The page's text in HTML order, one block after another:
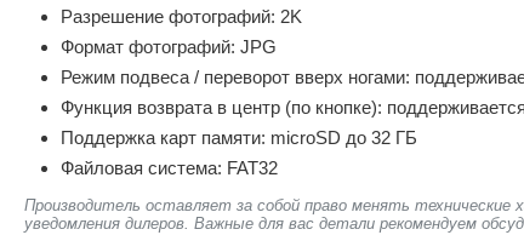
Разрешение фотографий: 2K
Формат фотографий: JPG
Режим подвеса / переворот вверх ногами:
Функция возврата в центр (по кнопке):
Поддержка карт памяти: microSD до 32 ГБ
Файловая система: FAT32
Производитель оставляет за собой право менять технические
уведомления дилеров. Важные для вас детали рекомендуем